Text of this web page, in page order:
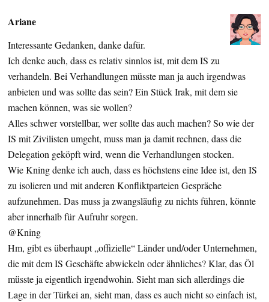
Ariane
Interessante Gedanken, danke dafür.
Ich denke auch, dass es relativ sinnlos ist, mit dem IS zu
verhandeln. Bei Verhandlungen müsste man ja auch irgendwas
anbieten und was sollte das sein? Ein Stück Irak, mit dem sie
machen können, was sie wollen?
Alles schwer vorstellbar, wer sollte das auch machen? So wie der
IS mit Zivilisten umgeht, muss man ja damit rechnen, dass die
Delegation geköpft wird, wenn die Verhandlungen stocken.
Wie Kning denke ich auch, dass es höchstens eine Idee ist, den IS
zu isolieren und mit anderen Konfliktparteien Gespräche
aufzunehmen. Das muss ja zwangsläufig zu nichts führen, könnte
aber innerhalb für Aufruhr sorgen.
@Kning
Hm, gibt es überhaupt „offizielle“ Länder und/oder Unternehmen,
die mit dem IS Geschäfte abwickeln oder ähnliches? Klar, das Öl
müsste ja eigentlich irgendwohin. Sieht man sich allerdings die
Lage in der Türkei an, sieht man, dass es auch nicht so einfach ist,